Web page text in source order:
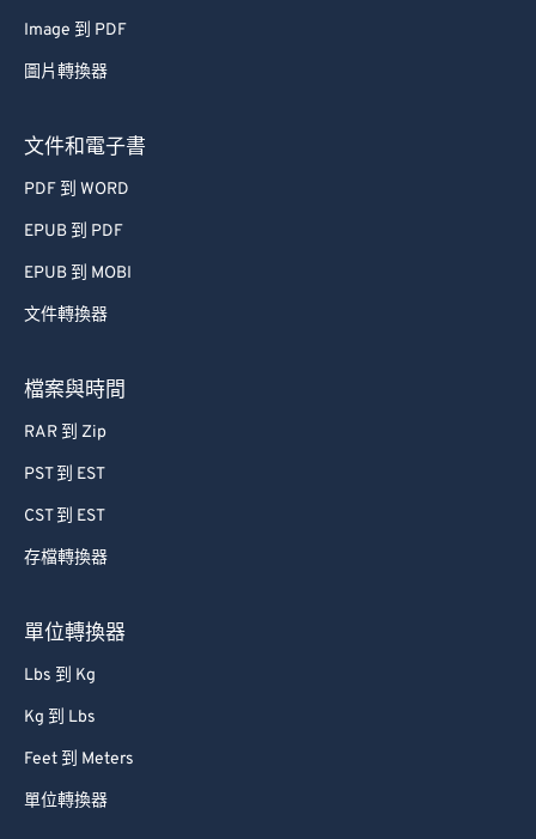
Image 到 PDF
圖片轉換器
文件和電子書
PDF 到 WORD
EPUB 到 PDF
EPUB 到 MOBI
文件轉換器
檔案與時間
RAR 到 Zip
PST 到 EST
CST 到 EST
存檔轉換器
單位轉換器
Lbs 到 Kg
Kg 到 Lbs
Feet 到 Meters
單位轉換器